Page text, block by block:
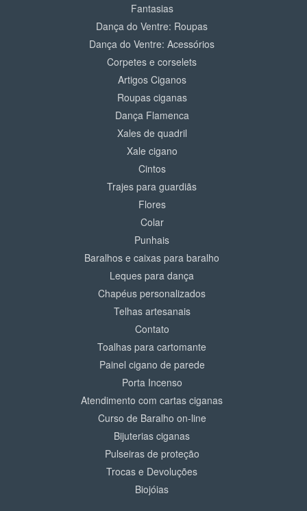
Fantasias
Dança do Ventre: Roupas
Dança do Ventre: Acessórios
Corpetes e corselets
Artigos Ciganos
Roupas ciganas
Dança Flamenca
Xales de quadril
Xale cigano
Cintos
Trajes para guardiãs
Flores
Colar
Punhais
Baralhos e caixas para baralho
Leques para dança
Chapéus personalizados
Telhas artesanais
Contato
Toalhas para cartomante
Painel cigano de parede
Porta Incenso
Atendimento com cartas ciganas
Curso de Baralho on-line
Bijuterias ciganas
Pulseiras de proteção
Trocas e Devoluções
Biojóias